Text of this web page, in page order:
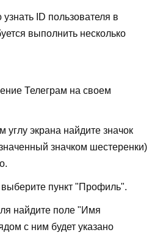
ID пользователя в
выполнить несколько
Телеграм на своем
углу экрана найдите значок
значком шестеренки)
пункт "Профиль".
найдите поле "Имя
с ним будет указано